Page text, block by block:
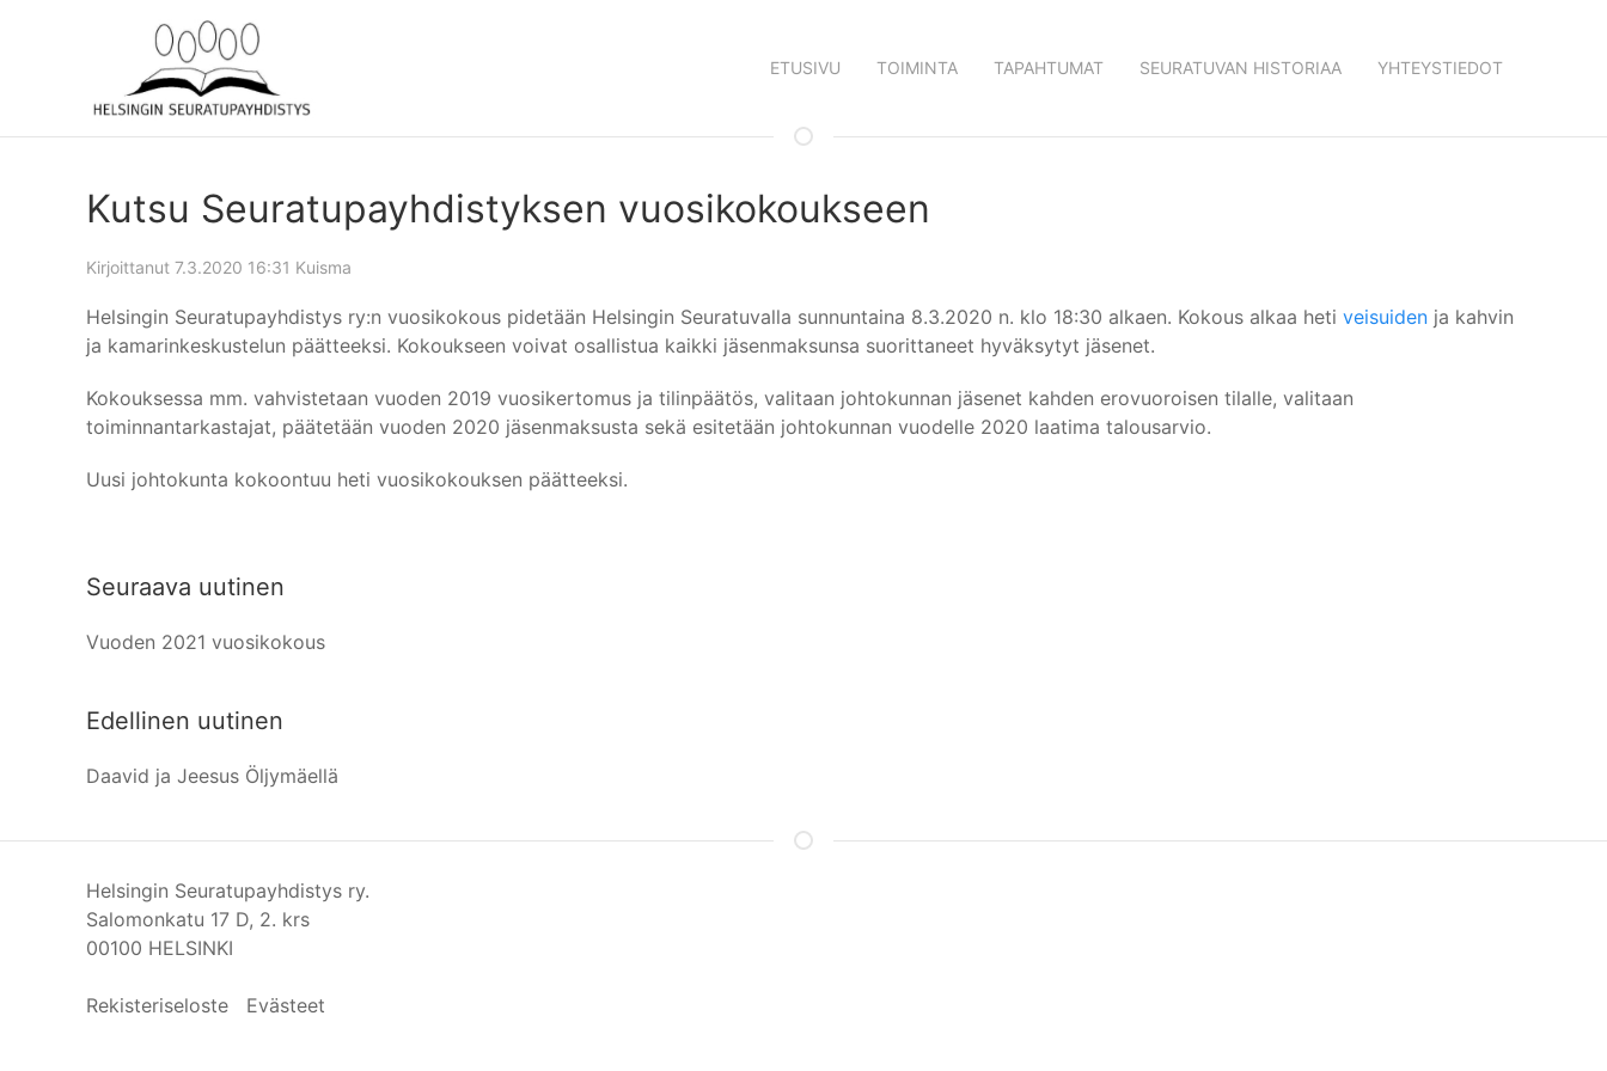
ETUSIVU TOIMINTA TAPAHTUMAT SEURATUVAN HISTORIAA YHTEYSTIEDOT
Kutsu Seuratupayhdistyksen vuosikokoukseen
Kirjoittanut 7.3.2020 16:31 Kuisma
Helsingin Seuratupayhdistys ry:n vuosikokous pidetään Helsingin Seuratuvalla sunnuntaina 8.3.2020 n. klo 18:30 alkaen. Kokous alkaa heti veisuiden ja kahvin
ja kamarinkeskustelun päätteeksi. Kokoukseen voivat osallistua kaikki jäsenmaksunsa suorittaneet hyväksytyt jäsenet.
Kokouksessa mm. vahvistetaan vuoden 2019 vuosikertomus ja tilinpäätös, valitaan johtokunnan jäsenet kahden erovuoroisen tilalle, valitaan
toiminnantarkastajat, päätetään vuoden 2020 jäsenmaksusta sekä esitetään johtokunnan vuodelle 2020 laatima talousarvio.
Uusi johtokunta kokoontuu heti vuosikokouksen päätteeksi.
Seuraava uutinen
Vuoden 2021 vuosikokous
Edellinen uutinen
Daavid ja Jeesus Öljymäellä
Helsingin Seuratupayhdistys ry.
Salomonkatu 17 D, 2. krs
00100 HELSINKI
Rekisteriseloste Evästeet